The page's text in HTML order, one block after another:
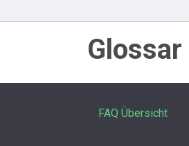
Glossar
FAQ Übersicht